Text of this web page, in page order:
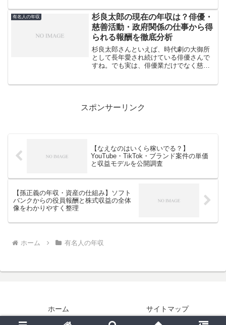
いた彼女の収入構造を詳しく見ていきま
す。キ...
有名人の年収
杉良太郎の現在の年収は？俳優・
慈善活動・政府関係の仕事から得
られる報酬を徹底分析
杉良太郎さんといえば、時代劇の大御所
として長年愛され続けている俳優さんで
すね。でも実は、俳優業だけでなく慈善
スポンサーリンク
【なえなのはいくら稼いでる？】
YouTube・TikTok・ブランド案件の単価
と収益モデルを公開調査
【孫正義の年収・資産の仕組み】ソフト
バンクからの役員報酬と株式収益の全体
像をわかりやすく整理
ホーム 有名人の年収
ホーム サイトマップ